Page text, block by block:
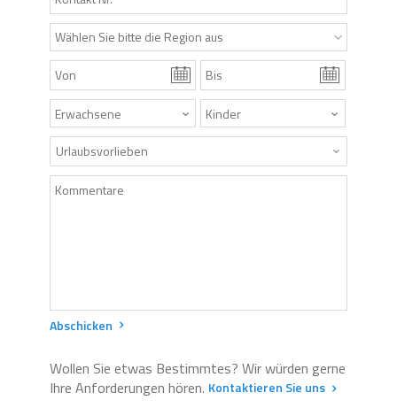
Wählen Sie bitte die Region aus
Urlaubsvorlieben
Abschicken
Wollen Sie etwas Bestimmtes? Wir würden gerne
Ihre Anforderungen hören. Kontaktieren Sie uns